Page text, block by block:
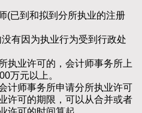
到和拟到分所执业的注册
因为执业行为受到行政处
业许可的，会计师事务所上
万元以上。
师事务所申请分所执业许可
许可的期限，可以从合并或者